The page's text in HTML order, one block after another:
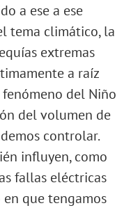
a ese a ese
tema climático, la
extremas
a raíz
del Niño
del volumen de
controlar.
influyen, como
fallas eléctricas
que tengamos